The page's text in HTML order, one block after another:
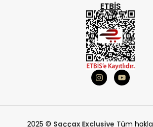
ETBIS
2025 © Saççax Exclusive Tüm